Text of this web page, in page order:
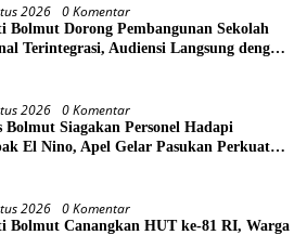
2026 0 Komentar
Bolmut Dorong Pembangunan Sekolah
Terintegrasi, Audiensi Langsung dengan
2026 0 Komentar
Bolmut Siagakan Personel Hadapi
El Nino, Apel Gelar Pasukan Perkuat
2026 0 Komentar
Bolmut Canangkan HUT ke-81 RI, Warga